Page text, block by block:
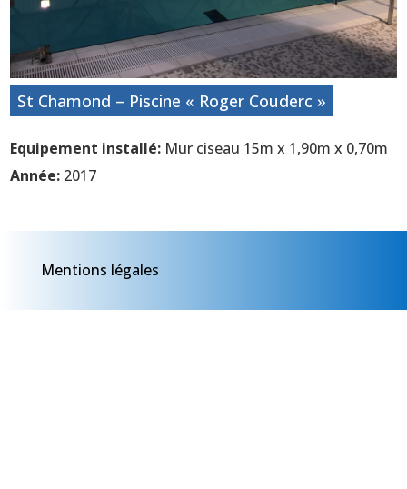
St Chamond – Piscine « Roger Couderc »
Equipement installé: Mur ciseau 15m x 1,90m x 0,70m
Année: 2017
Mentions légales